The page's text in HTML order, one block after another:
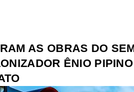
AS OBRAS DO
ÊNIO